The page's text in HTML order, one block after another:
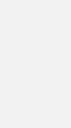
Skyborn
weitere
sowie eines im
600-MW-
MW-
1 soll mit